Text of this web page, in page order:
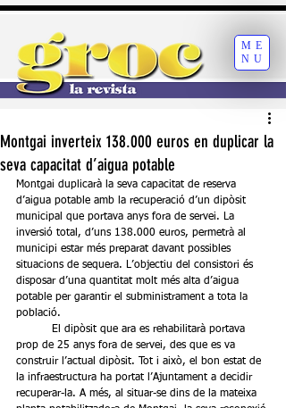
ME
NU
Montgai inverteix 138.000 euros en duplicar la
seva capacitat d’aigua potable
Montgai duplicarà la seva capacitat de reserva
d’aigua potable amb la recuperació d’un dipòsit
municipal que portava anys fora de servei. La
inversió total, d’uns 138.000 euros, permetrà al
municipi estar més preparat davant possibles
situacions de sequera. L’objectiu del consistori és
disposar d’una quantitat molt més alta d’aigua
potable per garantir el subministrament a tota la
població.
prop de 25 anys fora de servei, des que es va
construir l’actual dipòsit. Tot i això, el bon estat de
la infraestructura ha portat l’Ajuntament a decidir
recuperar-la. A més, al situar-se dins de la mateixa